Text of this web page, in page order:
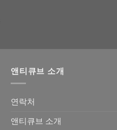
앤티큐브 소개
연락처
앤티큐브 소개